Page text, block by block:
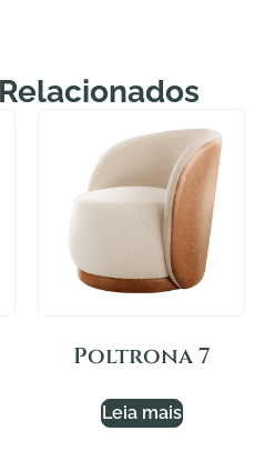
Poltrona 7
Leia mais